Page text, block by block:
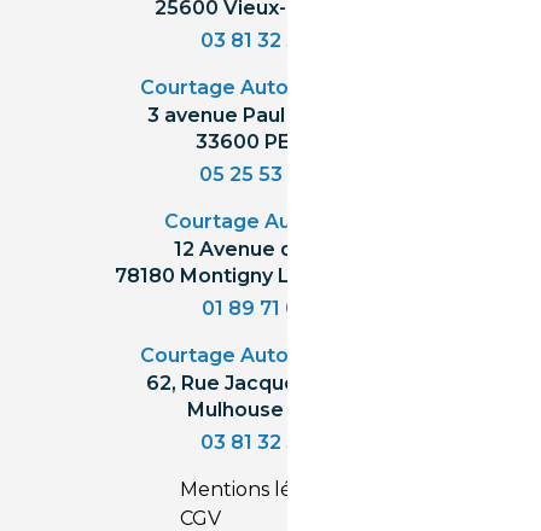
25600 Vieux-Charmont
03 81 32 32 30
Courtage Auto Bordeaux
3 avenue Paul LANGEVIN
33600 PESSAC
05 25 53 07 73
Courtage Auto Paris
12 Avenue des Prés
78180 Montigny Le Bretonneux
01 89 71 00 37
Courtage Auto Mulhouse
62, Rue Jacques Mugnier
Mulhouse 68200
03 81 32 32 30
Mentions légales
CGV